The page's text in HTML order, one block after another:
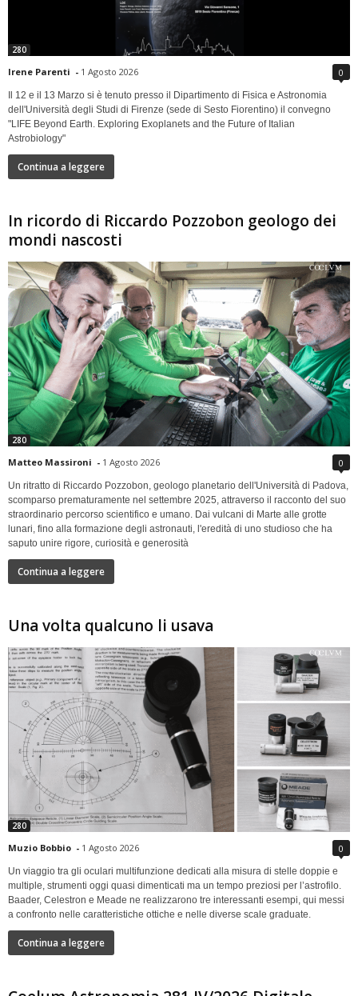
280
Irene Parenti - 1 Agosto 2026 0
Il 12 e il 13 Marzo si è tenuto presso il Dipartimento di Fisica e Astronomia
dell'Università degli Studi di Firenze (sede di Sesto Fiorentino) il convegno
"LIFE Beyond Earth. Exploring Exoplanets and the Future of Italian
Astrobiology"
Continua a leggere
In ricordo di Riccardo Pozzobon geologo dei
mondi nascosti
280
Matteo Massironi - 1 Agosto 2026 0
Un ritratto di Riccardo Pozzobon, geologo planetario dell'Università di Padova,
scomparso prematuramente nel settembre 2025, attraverso il racconto del suo
straordinario percorso scientifico e umano. Dai vulcani di Marte alle grotte
lunari, fino alla formazione degli astronauti, l'eredità di uno studioso che ha
saputo unire rigore, curiosità e generosità
Continua a leggere
Una volta qualcuno li usava
280
Muzio Bobbio - 1 Agosto 2026 0
Un viaggio tra gli oculari multifunzione dedicati alla misura di stelle doppie e
multiple, strumenti oggi quasi dimenticati ma un tempo preziosi per l’astrofilo.
Baader, Celestron e Meade ne realizzarono tre interessanti esempi, qui messi
a confronto nelle caratteristiche ottiche e nelle diverse scale graduate.
Continua a leggere